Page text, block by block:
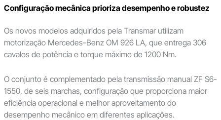
Configuração mecânica prioriza desempenho e robustez
Os novos modelos adquiridos pela Transmar utilizam
motorização Mercedes-Benz OM 926 LA, que entrega 306
cavalos de potência e torque máximo de 1200 Nm.
O conjunto é complementado pela transmissão manual ZF S6-
1550, de seis marchas, configuração que proporciona maior
eficiência operacional e melhor aproveitamento do
desempenho mecânico em diferentes aplicações.